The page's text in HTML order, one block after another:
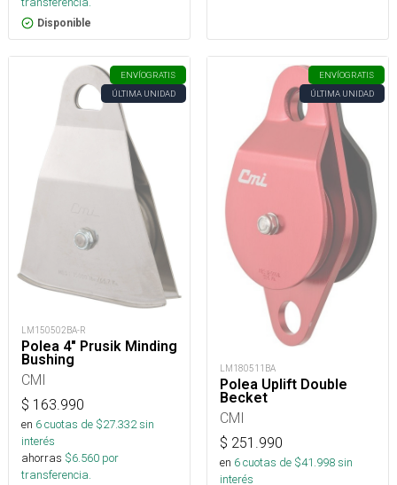
Disponible
ENVÍOGRATIS
ÚLTIMA UNIDAD
LM150502BA-R
Polea 4" Prusik Minding
Bushing
CMI
$ 163.990
en 6cuotas de $27.332sin
interés
ahorras $6.560 por
transferencia.
ENVÍOGRATIS
ÚLTIMA UNIDAD
LM180511BA
Polea Uplift Double
Becket
CMI
$ 251.990
en 6cuotas de $41.998sin
interés